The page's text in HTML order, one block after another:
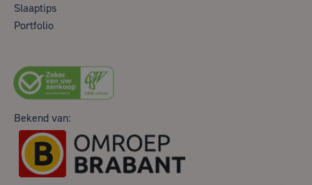
Slaaptips
Portfolio
Bekend van: